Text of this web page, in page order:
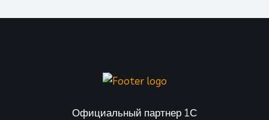
Официальный партнер 1С